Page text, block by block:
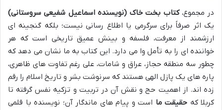
در مجموع،کتاب بخت خاک (نویسنده اسماعیل شفیعی سروستانی)
یک اثر صرفاً برای سرگرمی یا اطلاع رسانی نیست؛ بلکه گنجینه ای
ارزشمند از معرفت، فلسفه و بینش عمیق تاریخی است که هر
خواننده ای را به تأمل وا می دارد. این کتاب به ما نشان می دهد که
چطور سه منطقه حجاز، عراق و شامات، علی رغم تفاوت های ظاهری،
پاره های یک پازل الهی هستند که سرنوشت بشر و تاریخ اسلام را رقم
زده اند. از اهمیت حج و نقش آن در تربیت و تزکیه نفس گرفته تا
کربلا که حقیقت ما است و پیام های ماندگار آن؛ نویسنده با قلمی